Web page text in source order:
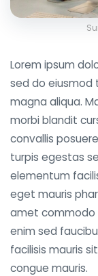
Lorem ipsum
sed do eiusmod
magna aliqua.
morbi blandit
convallis
turpis egestas
elementum
eget mauris
amet commodo
enim sed
facilisis mauris
congue mauris.